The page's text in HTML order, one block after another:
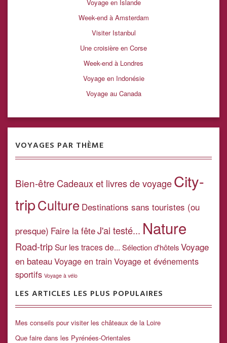
Voyage en Islande
Week-end à Amsterdam
Visiter Istanbul
Une croisière en Corse
Week-end à Londres
Voyage en Indonésie
Voyage au Canada
VOYAGES PAR THÈME
Bien-être Cadeaux et livres de voyageCity-
tripCulture Destinations sans touristes (ou
presque) Faire la fêteJ'ai testé... Nature
Road-tripSur les traces de... Sélection d'hôtelsVoyage
en bateauVoyage en train Voyage et événements
sportifs Voyage à vélo
LES ARTICLES LES PLUS POPULAIRES
Mes conseils pour visiter les châteaux de la Loire
Que faire dans les Pyrénées-Orientales